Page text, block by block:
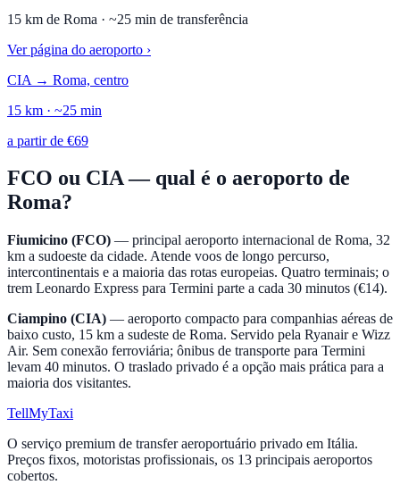
15 km de Roma · ~25 min de transferência
Ver página do aeroporto ›
CIA → Roma, centro
15 km · ~25 min
a partir de €69
FCO ou CIA — qual é o aeroporto de
Roma?
Fiumicino (FCO) — principal aeroporto internacional de Roma, 32
km a sudoeste da cidade. Atende voos de longo percurso,
intercontinentais e a maioria das rotas europeias. Quatro terminais; o
trem Leonardo Express para Termini parte a cada 30 minutos (€14).
Ciampino (CIA) — aeroporto compacto para companhias aéreas de
baixo custo, 15 km a sudeste de Roma. Servido pela Ryanair e Wizz
Air. Sem conexão ferroviária; ônibus de transporte para Termini
levam 40 minutos. O traslado privado é a opção mais prática para a
maioria dos visitantes.
TellMyTaxi
O serviço premium de transfer aeroportuário privado em Itália.
Preços fixos, motoristas profissionais, os 13 principais aeroportos
cobertos.